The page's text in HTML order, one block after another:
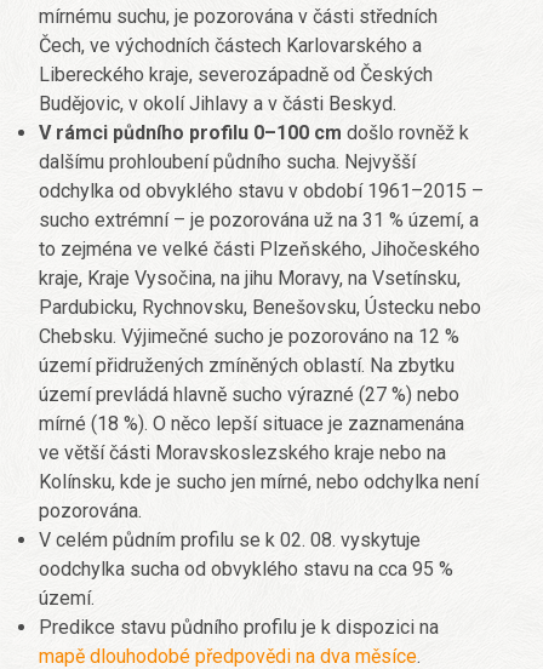
mírnému suchu, je pozorována v části středních
Čech, ve východních částech Karlovarského a
Libereckého kraje, severozápadně od Českých
Budějovic, v okolí Jihlavy a v části Beskyd.
V rámci půdního profilu 0–100 cm došlo rovněž k
dalšímu prohloubení půdního sucha. Nejvyšší
odchylka od obvyklého stavu v období 1961–2015 –
sucho extrémní – je pozorována už na 31 % území, a
to zejména ve velké části Plzeňského, Jihočeského
kraje, Kraje Vysočina, na jihu Moravy, na Vsetínsku,
Pardubicku, Rychnovsku, Benešovsku, Ústecku nebo
Chebsku. Výjimečné sucho je pozorováno na 12 %
území přidružených zmíněných oblastí. Na zbytku
území prevládá hlavně sucho výrazné (27 %) nebo
mírné (18 %). O něco lepší situace je zaznamenána
ve větší části Moravskoslezského kraje nebo na
Kolínsku, kde je sucho jen mírné, nebo odchylka není
pozorována.
V celém půdním profilu se k 02. 08. vyskytuje
oodchylka sucha od obvyklého stavu na cca 95 %
území.
Predikce stavu půdního profilu je k dispozici na
mapě dlouhodobé předpovědi na dva měsíce.